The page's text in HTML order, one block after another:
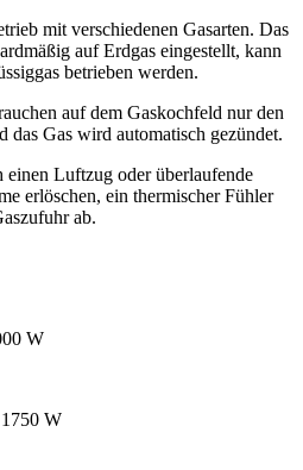
mit verschiedenen Gasarten. Das
auf Erdgas eingestellt, kann
betrieben werden.
auf dem Gaskochfeld nur den
Gas wird automatisch gezündet.
Luftzug oder überlaufende
erlöschen, ein thermischer Fühler
ab.
W
W